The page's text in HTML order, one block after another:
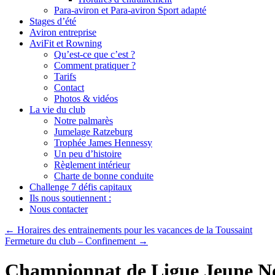
Para-aviron et Para-aviron Sport adapté
Stages d’été
Aviron entreprise
AviFit et Rowning
Qu’est-ce que c’est ?
Comment pratiquer ?
Tarifs
Contact
Photos & vidéos
La vie du club
Notre palmarès
Jumelage Ratzeburg
Trophée James Hennessy
Un peu d’histoire
Règlement intérieur
Charte de bonne conduite
Challenge 7 défis capitaux
Ils nous soutiennent :
Nous contacter
← Horaires des entrainements pour les vacances de la Toussaint
Fermeture du club – Confinement →